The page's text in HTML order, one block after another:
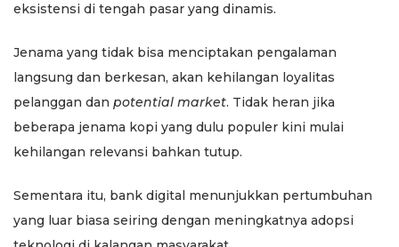
eksistensi di tengah pasar yang dinamis.
Jenama yang tidak bisa menciptakan pengalaman
langsung dan berkesan, akan kehilangan loyalitas
pelanggan dan potential market. Tidak heran jika
beberapa jenama kopi yang dulu populer kini mulai
kehilangan relevansi bahkan tutup.
Sementara itu, bank digital menunjukkan pertumbuhan
yang luar biasa seiring dengan meningkatnya adopsi